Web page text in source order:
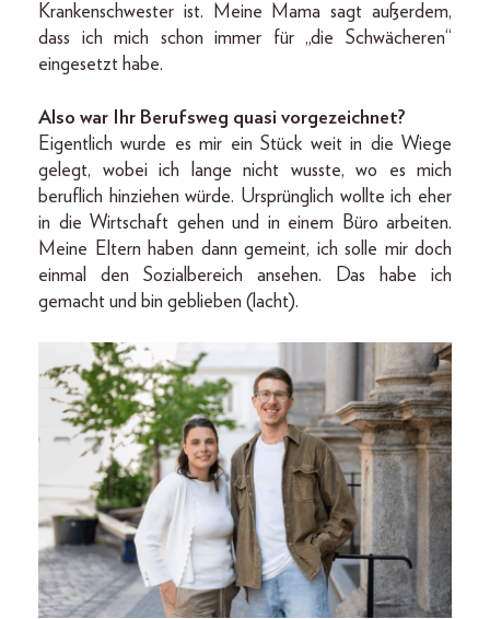
Krankenschwester ist. Meine Mama sagt außerdem,
dass ich mich schon immer für „die Schwächeren“
eingesetzt habe.
Also war Ihr Berufsweg quasi vorgezeichnet?
Eigentlich wurde es mir ein Stück weit in die Wiege
gelegt, wobei ich lange nicht wusste, wo es mich
beruflich hinziehen würde. Ursprünglich wollte ich eher
in die Wirtschaft gehen und in einem Büro arbeiten.
Meine Eltern haben dann gemeint, ich solle mir doch
einmal den Sozialbereich ansehen. Das habe ich
gemacht und bin geblieben (lacht).